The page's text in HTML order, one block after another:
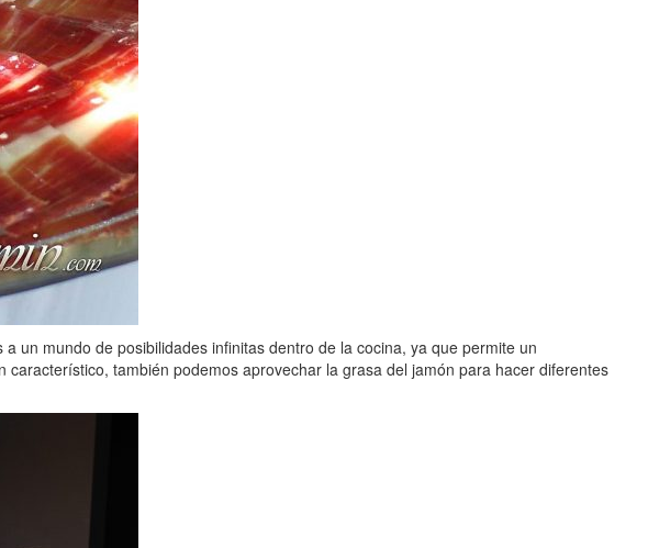
un mundo de posibilidades infinitas dentro de la cocina, ya que permite un
también podemos aprovechar la grasa del jamón para hacer diferentes